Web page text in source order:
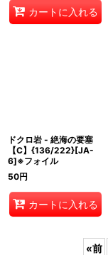
カートに入れる
ドクロ岩 - 絶海の要塞
【C】{136/222}[JA-
6]※フォイル
50円
カートに入れる
«前